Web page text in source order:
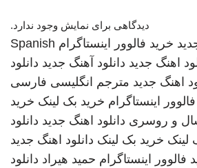
دیدگاهی برای نمایش وجود ندارد.
خرید فالوور اینستاگرام Spanish
اهنگ جدید دانلود آهنگ جدید دانلود
اهنگ جدید مترجم انگلیسی فارسی
اینستاگرام خرید بک لینک خرید
و روسری دانلود اهنگ جدید دانلود
لینک خرید بک لینک دانلود اهنگ جدید
فالوور اینستاگرام حمید هیراد دانلود